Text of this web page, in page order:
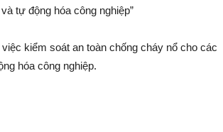
tự động hóa công nghiệp”
kiểm soát an toàn chống cháy nổ cho các
hóa công nghiệp.